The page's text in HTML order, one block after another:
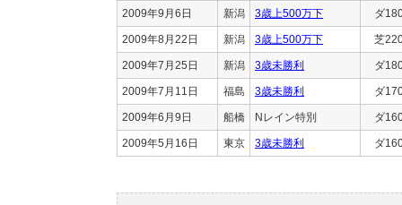
2009年9月6日 新潟 3歳上500万下 ダ
2009年8月22日 新潟 3歳上500万下 芝
2009年7月25日 新潟 3歳未勝利 ダ
2009年7月11日 福島 3歳未勝利 ダ
2009年6月9日 船橋 Nレイン特別 ダ
2009年5月16日 東京 3歳未勝利 ダ